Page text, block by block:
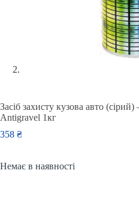
Засіб захисту кузова авто
Antigravel 1кг
358 ₴
Немає в наявності